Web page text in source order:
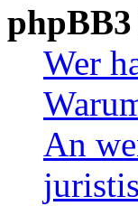
Wer
An